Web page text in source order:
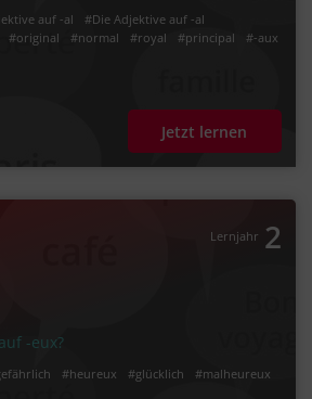
auf -al
#Die Adjektive auf -al
#original #normal #royal #principal #-aux
Jetzt lernen
Lernjahr 2
-eux?
#heureux #glücklich
#malheureux